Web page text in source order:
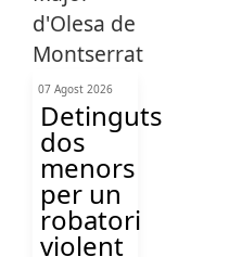
07 Agost 2026
Detinguts
dos
menors
per un
robatori
violent